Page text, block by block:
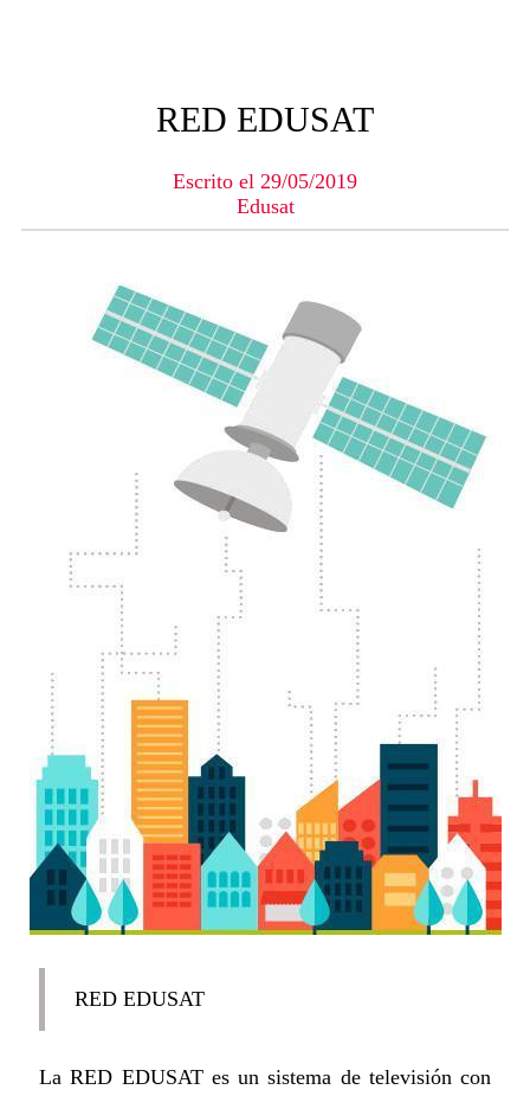
RED EDUSAT
Escrito el 29/05/2019
Edusat
RED EDUSAT
La RED EDUSAT es un sistema de televisión con